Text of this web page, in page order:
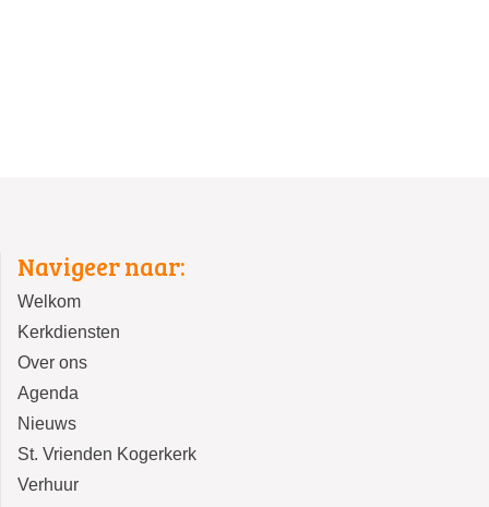
Navigeer naar:
Welkom
Kerkdiensten
Over ons
Agenda
Nieuws
St. Vrienden Kogerkerk
Verhuur